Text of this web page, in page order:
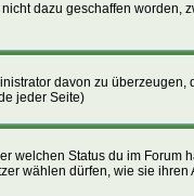
dazu geschaffen worden,
davon zu überzeugen,
jeder Seite)
welchen Status du im Forum
wählen dürfen, wie sie ihren